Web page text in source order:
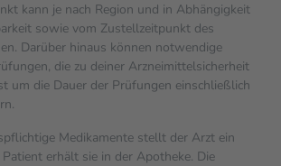
kann je nach Region und in Abhängigkeit
sowie vom Zustellzeitpunkt des
Darüber hinaus können notwendige
die zu deiner Arzneimittelsicherheit
um die Dauer der Prüfungen einschließlich
Medikamente stellt der Arzt ein
erhält sie in der Apotheke. Die